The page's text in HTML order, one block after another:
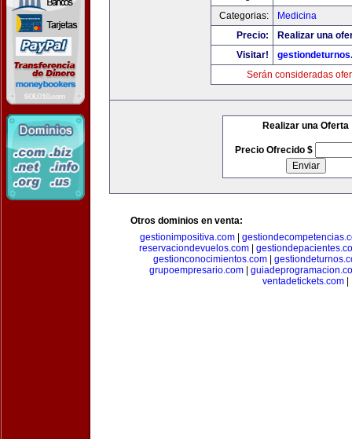
Categorias:
Medicina
Precio:
Realizar una
Visitar!
Serán consideradas
Realizar una Oferta
Precio Ofrecido $
Otros dominios en venta:
gestionimpositiva.com
reservaciondevuelos.com
gestionconocimientos.com
grupoempresario.com|
ventadetickets.com